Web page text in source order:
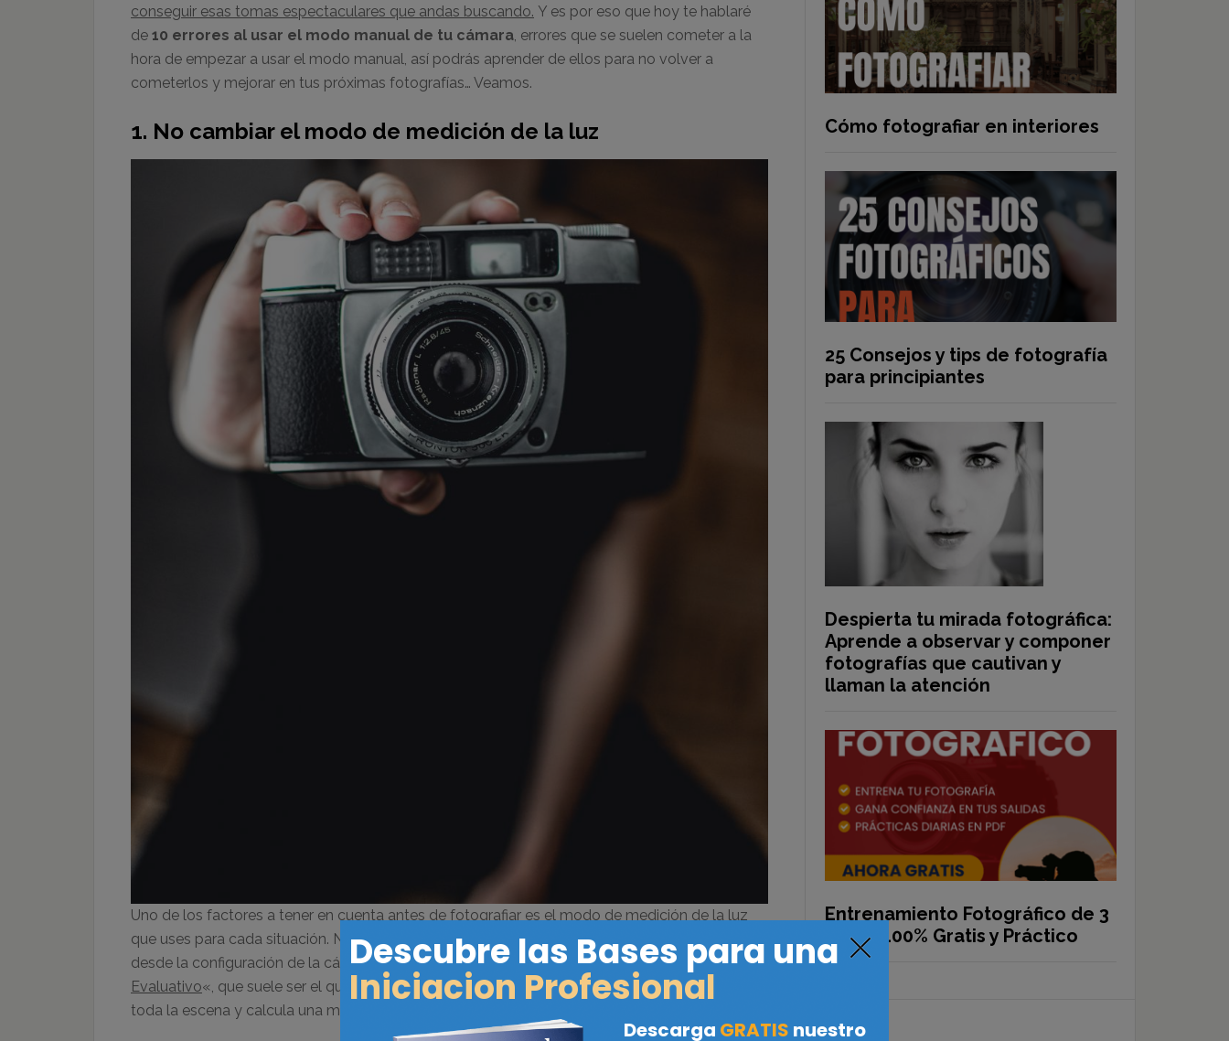
conseguir esas tomas espectaculares que andas buscando. Y es por eso que hoy te hablaré
de 10 errores al usar el modo manual de tu cámara, errores que se suelen cometer a la
hora de empezar a usar el modo manual, así podrás aprender de ellos para no volver a
cometerlos y mejorar en tus próximas fotografías… Veamos.
1. No cambiar el modo de medición de la luz
Uno de los factores a tener en cuenta antes de fotografiar es el modo de medición de la luz
que uses para cada situación. Normalmente, el error es desconocer que esto puede cambiarse
desde la configuración de la cámara misma y utilizar siempre elModo «Matricial o
Evaluativo«, que suele ser el que viene por defecto con la cámara. Este modo mide la luz de
toda la escena y calcula una media con la que define la exposición más adecuada.
Cómo fotografiar en interiores
25 Consejos y tips de fotografía
para principiantes
Despierta tu mirada fotográfica:
Aprende a observar y componer
fotografías que cautivan y
llaman la atención
Entrenamiento Fotográfico de 3
Días – 100% Gratis y Práctico